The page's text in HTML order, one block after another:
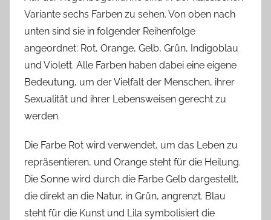
Variante sechs Farben zu sehen. Von oben nach
unten sind sie in folgender Reihenfolge
angeordnet: Rot, Orange, Gelb, Grün, Indigoblau
und Violett. Alle Farben haben dabei eine eigene
Bedeutung, um der Vielfalt der Menschen, ihrer
Sexualität und ihrer Lebensweisen gerecht zu
werden.
Die Farbe Rot wird verwendet, um das Leben zu
repräsentieren, und Orange steht für die Heilung.
Die Sonne wird durch die Farbe Gelb dargestellt,
die direkt an die Natur, in Grün, angrenzt. Blau
steht für die Kunst und Lila symbolisiert die